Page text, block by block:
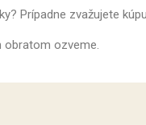
Prípadne zvažujete
ozveme.